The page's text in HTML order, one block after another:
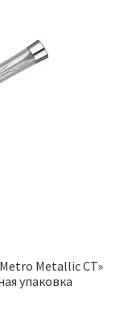
Metallic CT»
упаковка